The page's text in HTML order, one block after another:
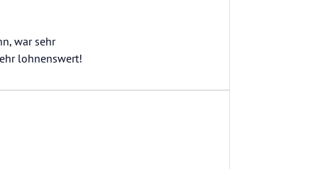
war sehr
lohnenswert!